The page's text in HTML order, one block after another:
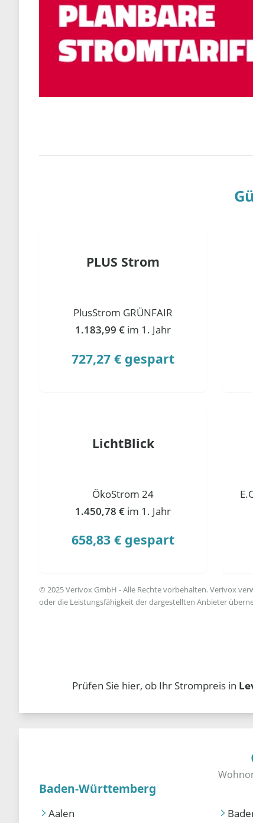
PLUS Strom
PlusStrom GRÜNFAIR
1.183,99 € im 1. Jahr
727,27 € gespart
LichtBlick
ÖkoStrom 24
1.450,78 € im 1. Jahr
658,83 € gespart
© 2025 Verivox GmbH - Alle Rechte vorbehalten. Verivox
oder die Leistungsfähigkeit der dargestellten Anbieter
Prüfen Sie hier, ob Ihr Strompreis in
Baden-Württemberg
Aalen